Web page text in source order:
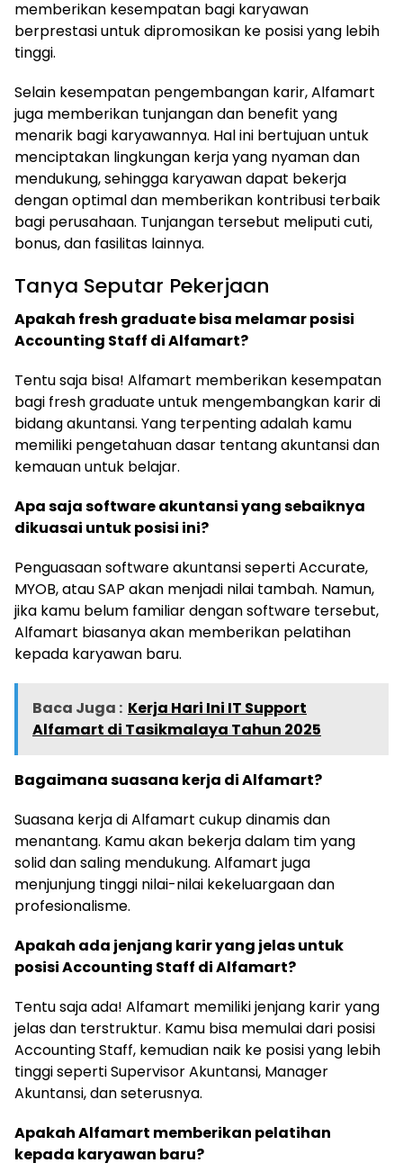
memberikan kesempatan bagi karyawan
berprestasi untuk dipromosikan ke posisi yang lebih
tinggi.
Selain kesempatan pengembangan karir, Alfamart
juga memberikan tunjangan dan benefit yang
menarik bagi karyawannya. Hal ini bertujuan untuk
menciptakan lingkungan kerja yang nyaman dan
mendukung, sehingga karyawan dapat bekerja
dengan optimal dan memberikan kontribusi terbaik
bagi perusahaan. Tunjangan tersebut meliputi cuti,
bonus, dan fasilitas lainnya.
Tanya Seputar Pekerjaan
Apakah fresh graduate bisa melamar posisi
Accounting Staff di Alfamart?
Tentu saja bisa! Alfamart memberikan kesempatan
bagi fresh graduate untuk mengembangkan karir di
bidang akuntansi. Yang terpenting adalah kamu
memiliki pengetahuan dasar tentang akuntansi dan
kemauan untuk belajar.
Apa saja software akuntansi yang sebaiknya
dikuasai untuk posisi ini?
Penguasaan software akuntansi seperti Accurate,
MYOB, atau SAP akan menjadi nilai tambah. Namun,
jika kamu belum familiar dengan software tersebut,
Alfamart biasanya akan memberikan pelatihan
kepada karyawan baru.
Baca Juga : Kerja Hari Ini IT Support
Alfamart di Tasikmalaya Tahun 2025
Bagaimana suasana kerja di Alfamart?
Suasana kerja di Alfamart cukup dinamis dan
menantang. Kamu akan bekerja dalam tim yang
solid dan saling mendukung. Alfamart juga
menjunjung tinggi nilai-nilai kekeluargaan dan
profesionalisme.
Apakah ada jenjang karir yang jelas untuk
posisi Accounting Staff di Alfamart?
Tentu saja ada! Alfamart memiliki jenjang karir yang
jelas dan terstruktur. Kamu bisa memulai dari posisi
Accounting Staff, kemudian naik ke posisi yang lebih
tinggi seperti Supervisor Akuntansi, Manager
Akuntansi, dan seterusnya.
Apakah Alfamart memberikan pelatihan
kepada karyawan baru?